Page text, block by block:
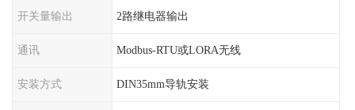
开关量输出 2路继电器输出
通讯 Modbus-RTU或LORA无线
安装方式 DIN35mm导轨安装